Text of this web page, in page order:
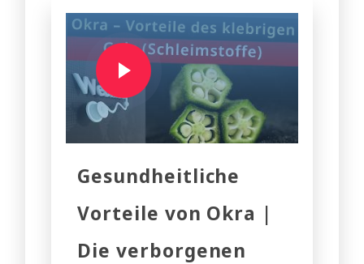
Gesundheitliche
Vorteile von Okra |
Die verborgenen